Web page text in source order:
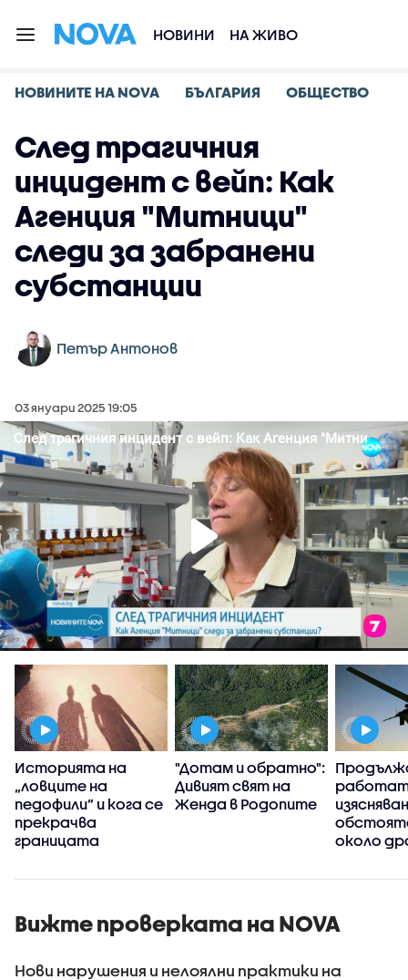
НОВИНИ НА ЖИВО
НОВИНИТЕ НА NOVA БЪЛГАРИЯ ОБЩЕСТВО
След трагичния
инцидент с вейп: Как
Агенция "Митници"
следи за забранени
субстанции
Петър Антонов
03 януари 2025 19:05
Историята на
„ловците на
педофили” и кога се
прекрачва
границата
"Дотам и обратно":
Дивият свят на
Женда в Родопите
около
Вижте проверката на NOVA
Нови нарушения и нелоялни практики на